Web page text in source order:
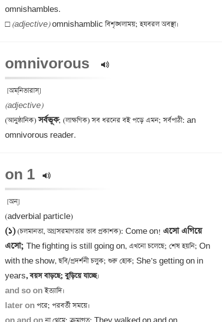
omnishambles.
□ (adjective)
omnivorous
(adjective)
(আনুষ্ঠানিক) সর্বভূক; (লাক্ষণিক) সব ধরনের বই পড়ে এমন; সর্বপাঠী: an
on 1
[অন্]
(১) (চলমানতা, অগ্রসরমাণতার ভাব প্রকাশক): Come on! এসো এগিয়ে
এসো; The fighting is still going on, এখনো চলেছে; শেষ হয়নি; On
with the show, ছবি/প্রদর্শনী চলুক; শুরু হোক; She’s getting on in
years, বয়স বাড়ছে; বুড়িয়ে যাচ্ছে
and so on
later on